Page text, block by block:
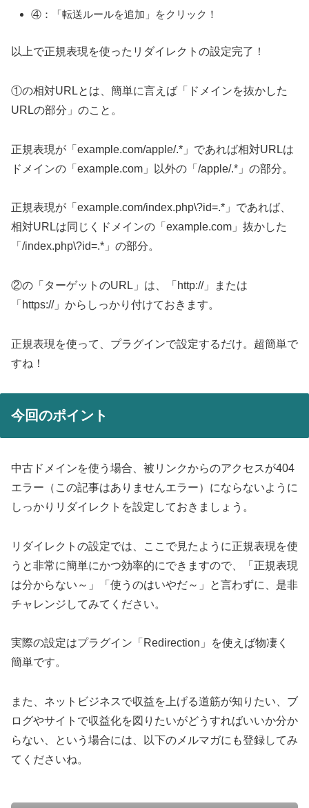
④：「転送ルールを追加」をクリック！
以上で正規表現を使ったリダイレクトの設定完了！
①の相対URLとは、簡単に言えば「ドメインを抜かした
URLの部分」のこと。
正規表現が「example.com/apple/.*」であれば相対URLは
ドメインの「example.com」以外の「/apple/.*」の部分。
正規表現が「example.com/index.php\?id=.*」であれば、
相対URLは同じくドメインの「example.com」抜かした
「/index.php\?id=.*」の部分。
②の「ターゲットのURL」は、「http://」または
「https://」からしっかり付けておきます。
正規表現を使って、プラグインで設定するだけ。超簡単で
すね！
今回のポイント
中古ドメインを使う場合、被リンクからのアクセスが404
エラー（この記事はありませんエラー）にならないように
しっかりリダイレクトを設定しておきましょう。
リダイレクトの設定では、ここで見たように正規表現を使
うと非常に簡単にかつ効率的にできますので、「正規表現
は分からない～」「使うのはいやだ～」と言わずに、是非
チャレンジしてみてください。
実際の設定はプラグイン「Redirection」を使えば物凄く
簡単です。
また、ネットビジネスで収益を上げる道筋が知りたい、ブ
ログやサイトで収益化を図りたいがどうすればいいか分か
らない、という場合には、以下のメルマガにも登録してみ
てくださいね。